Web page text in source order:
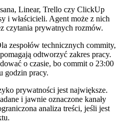
Linear, Trello czy ClickUp
i właścicieli. Agent może z nich
czytania prywatnych rozmów.
zespołów technicznych commity,
odtworzyć zakres pracy.
o czasie, bo commit o 23:00
godzin pracy.
prywatności jest największe.
i jawnie oznaczone kanały
analiza treści, jeśli jest